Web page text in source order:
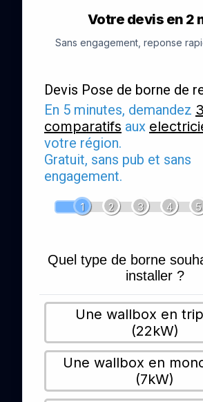
Votre devis en 2
Sans engagement, reponse
Devis Pose de borne de
En 5 minutes, demandez
comparatifs aux
votre région.
Gratuit, sans pub et sans
engagement.
1 2 3 4 5
Quel type de borne
installer ?
Une wallbox en
(22kW)
Une wallbox en
(7kW)